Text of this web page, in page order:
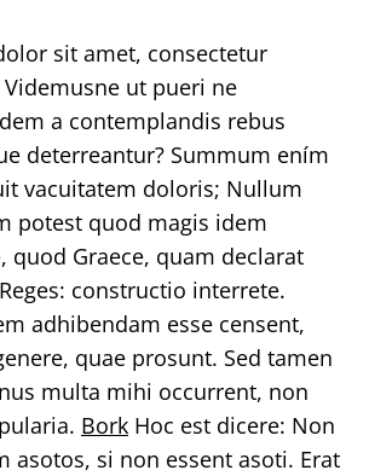
sit amet, consectetur
ut pueri ne
a contemplandis rebus
deterreantur? Summum ením
vacuitatem doloris; Nullum
potest quod magis idem
quod Graece, quam declarat
constructio interrete.
adhibendam esse censent,
quae prosunt. Sed tamen
multa mihi occurrent, non
Bork Hoc est dicere: Non
asotos, si non essent asoti. Erat